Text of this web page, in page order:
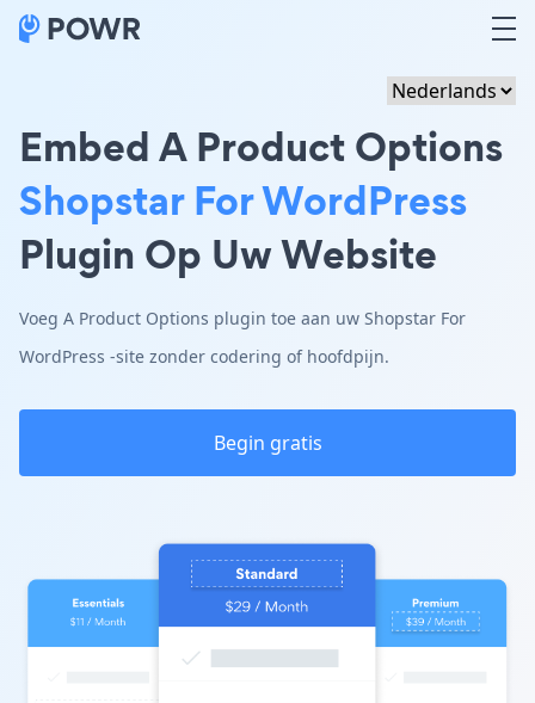
Embed A Product Options
Shopstar For WordPress
Plugin Op Uw Website
Voeg A Product Options plugin toe aan uw Shopstar For
WordPress -site zonder codering of hoofdpijn.
Begin gratis